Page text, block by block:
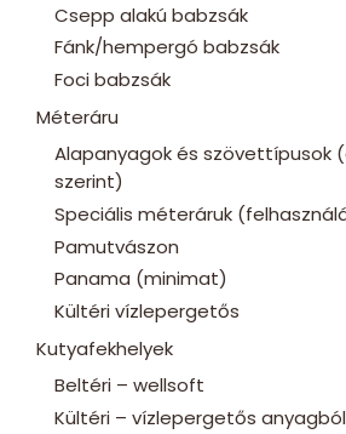
Csepp alakú babzsák
Fánk/hempergó babzsák
Foci babzsák
Méteráru
Alapanyagok és szövettípusok
szerint)
Speciális méteráruk
Pamutvászon
Panama (minimat)
Kültéri vízlepergetős
Kutyafekhelyek
Beltéri – wellsoft
Kültéri – vízlepergetős anyagból